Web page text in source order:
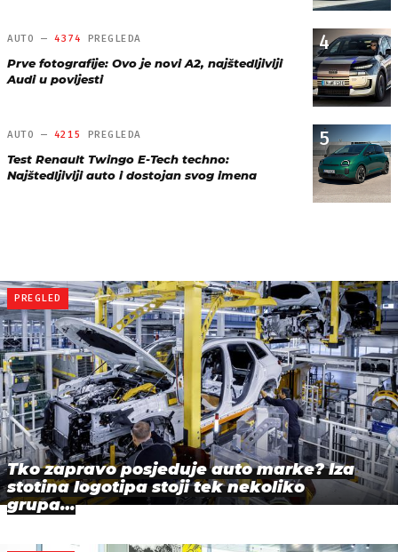
4
AUTO — 4374 PREGLEDA
Prve fotografije: Ovo je novi A2, najštedljiviji
Audi u povijesti
5
AUTO — 4215 PREGLEDA
Test Renault Twingo E-Tech techno:
Najštedljiviji auto i dostojan svog imena
PREGLED
Tko zapravo posjeduje auto marke? Iza
stotina logotipa stoji tek nekoliko
grupa…